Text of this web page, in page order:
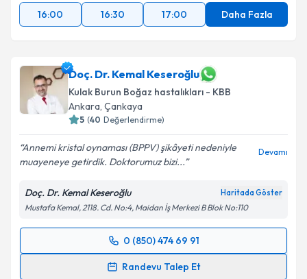
16:00
16:30 17:00 Daha Fazla
Doç. Dr. Kemal Keseroğlu
Kulak Burun Boğaz hastalıkları - KBB
Ankara, Çankaya
5 (40 Değerlendirme)
Annemi kristal oynaması (BPPV) şikâyeti nedeniyle
muayeneye getirdik. Doktorumuz bizi...
Devamı
Doç. Dr. Kemal Keseroğlu Haritada Göster
Mustafa Kemal, 2118. Cd. No:4, Maidan İş Merkezi B Blok No:110
0 (850) 474 69 91
Randevu Talep Et
Randevu Takvimi Talebi